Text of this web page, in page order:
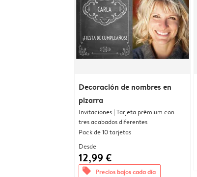
Decoración de nombres en
pizarra
Invitaciones | Tarjeta prémium con
tres acabados diferentes
Pack de 10 tarjetas
Desde
12,99 €
offers Precios bajos cada día